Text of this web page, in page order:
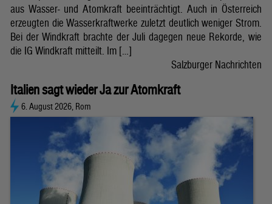
aus Wasser- und Atomkraft beeinträchtigt. Auch in Österreich
erzeugten die Wasserkraftwerke zuletzt deutlich weniger Strom.
Bei der Windkraft brachte der Juli dagegen neue Rekorde, wie
die IG Windkraft mitteilt. Im […]
Salzburger Nachrichten
Italien sagt wieder Ja zur Atomkraft
6. August 2026, Rom